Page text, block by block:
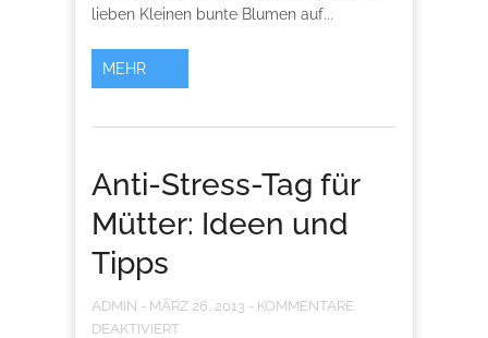
lieben Kleinen bunte Blumen auf...
MEHR
Anti-Stress-Tag für
Mütter: Ideen und
Tipps
ADMIN - MÄRZ 26, 2013 - KOMMENTARE
DEAKTIVIERT